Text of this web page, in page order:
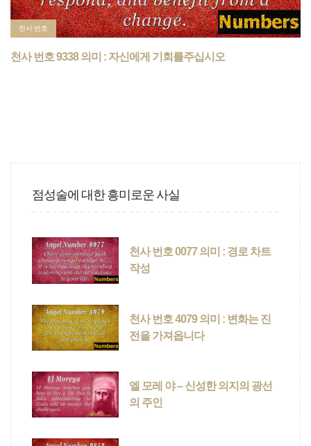
천사 번호
천사 번호 9338 의미 : 자신에게 기회를주십시오
점성술에 대한 흥미로운 사실
천사 번호 0077 의미 : 경로 차트
작성
천사 번호 4079 의미 : 변화는 진
전을 가져옵니다
엘 모레 야 – 신성한 의지의 광선
의 주인